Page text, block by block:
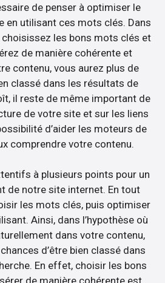
de penser à optimiser le
en utilisant ces mots clés. Dans
choisissez les bons mots clés et
de manière cohérente et
contenu, vous aurez plus de
classé dans les résultats de
il reste de même important de
de votre site et sur les liens
d’aider les moteurs de
comprendre votre contenu.
à plusieurs points pour un
de notre site internet. En tout
les mots clés, puis optimiser
Ainsi, dans l’hypothèse où
dans votre contenu,
d’être bien classé dans
En effet, choisir les bons